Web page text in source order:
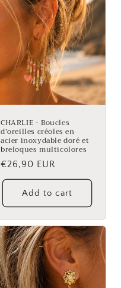
CHARLIE - Boucles
d’oreilles créoles en
acier inoxydable doré et
breloques multicolores
Regular
price
€26,90 EUR
Add to cart